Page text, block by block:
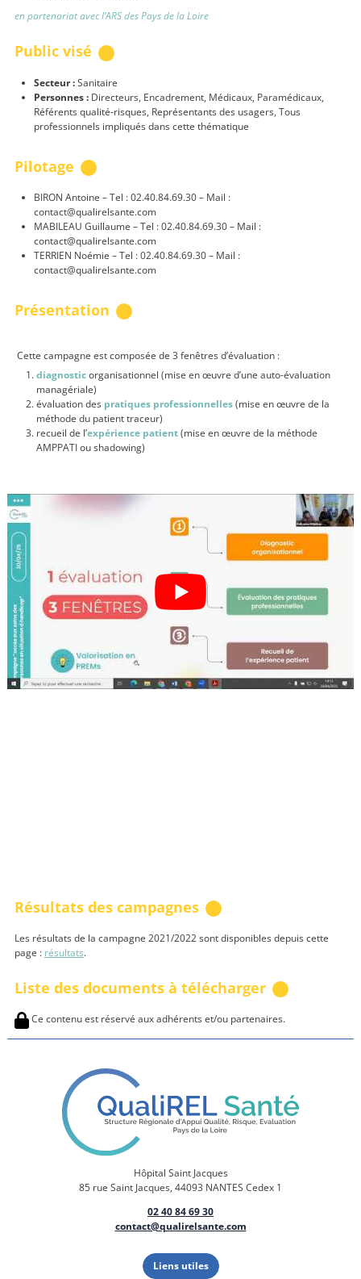
en partenariat avec l’ARS des Pays de la Loire
Public visé
Secteur :Sanitaire
Personnes : Directeurs, Encadrement, Médicaux, Paramédicaux,
Référents qualité-risques, Représentants des usagers, Tous
professionnels impliqués dans cette thématique
Pilotage
BIRON Antoine – Tel : 02.40.84.69.30 – Mail :
contact@qualirelsante.com
MABILEAU Guillaume – Tel : 02.40.84.69.30 – Mail :
contact@qualirelsante.com
TERRIEN Noémie – Tel : 02.40.84.69.30 – Mail :
contact@qualirelsante.com
Présentation
Cette campagne est composée de 3 fenêtres d’évaluation :
diagnosticorganisationnel (mise en œuvre d’une auto-évaluation
managériale)
évaluation des pratiques professionnelles(mise en œuvre de la
méthode du patient traceur)
recueil de l’expérience patient(mise en œuvre de la méthode
AMPPATI ou shadowing)
Résultats des campagnes
Les résultats de la campagne 2021/2022 sont disponibles depuis cette
page : résultats.
Liste des documents à télécharger
Ce contenu est réservé aux adhérents et/ou partenaires.
Hôpital Saint Jacques
85 rue Saint Jacques, 44093 NANTES Cedex 1
02 40 84 69 30
contact@qualirelsante.com
Liens utiles